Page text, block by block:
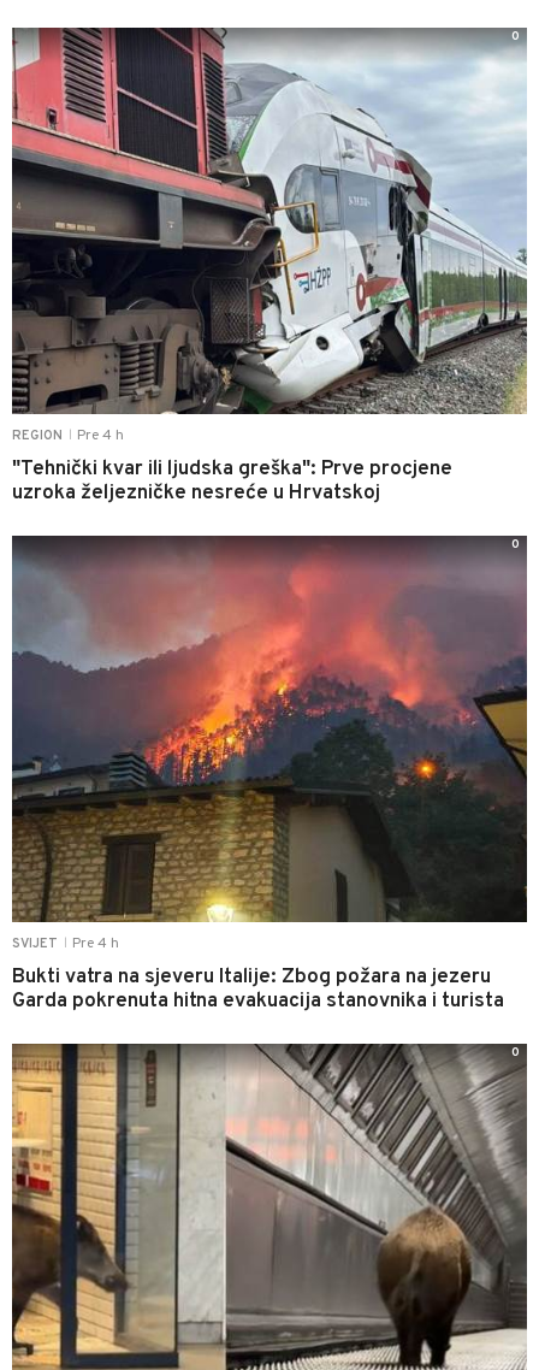
REGION Pre 4 h
"Tehnički kvar ili ljudska greška": Prve procjene
uzroka željezničke nesreće u Hrvatskoj
0
SVIJET Pre 4 h
Bukti vatra na sjeveru Italije: Zbog požara na jezeru
Garda pokrenuta hitna evakuacija stanovnika i turista
0
0